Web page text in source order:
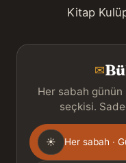
Kitap
✉
Her sabah
seçkisi.
Gönderim
sıklığı
☀ Her sabah ·